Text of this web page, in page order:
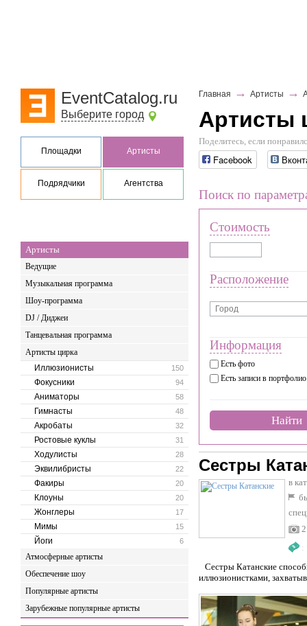
EventCatalog.ru
Выберите город
Площадки Артисты
Подрядчики Агентства
Артисты
Ведущие
Музыкальная программа
Шоу-программа
DJ / Диджеи
Танцевальная программа
Артисты цирка
150
Иллюзионисты
94
Фокусники
58
Аниматоры
48
Гимнасты
32
Акробаты
31
Ростовые куклы
28
Ходулисты
22
Эквилибристы
20
Факиры
20
Клоуны
17
Жонглеры
15
Мимы
6
Йоги
Атмосферные артисты
Обеспечение шоу
Популярные артисты
Зарубежные популярные артисты
Главная → Артисты →
Артисты
Поделитесь, если
Facebook
Поиск по
Стоимость
Расположение
Информация
Есть фото
Есть записи в портфолио
Найти
Сестры
в
2
:
Сестры Катанские
иллюзионистками,